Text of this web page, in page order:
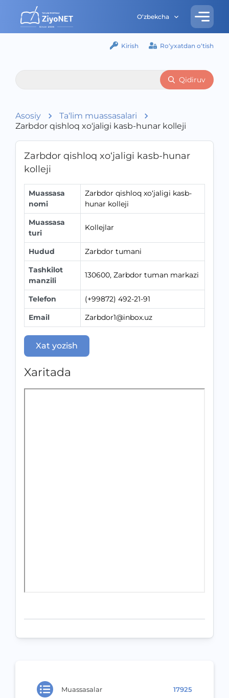
O‘zbekcha
Kirish Ro‘yxatdan o‘tish
Qidiruv
Asosiy
Ta‘lim muassasalari
Zarbdor qishloq xo‘jaligi kasb-hunar kolleji
Muassasalar 17925
Zarbdor qishloq xo‘jaligi kasb-hunar
kolleji
Muassasa
nomi
Zarbdor qishloq xo‘jaligi kasb-
hunar kolleji
Muassasa
turi
Kollejlar
Hudud
Zarbdor tumani
Tashkilot
manzili
130600, Zarbdor tuman markazi
Telefon
(+99872) 492-21-91
Email
Zarbdor1@inbox.uz
Xat yozish
Xaritada